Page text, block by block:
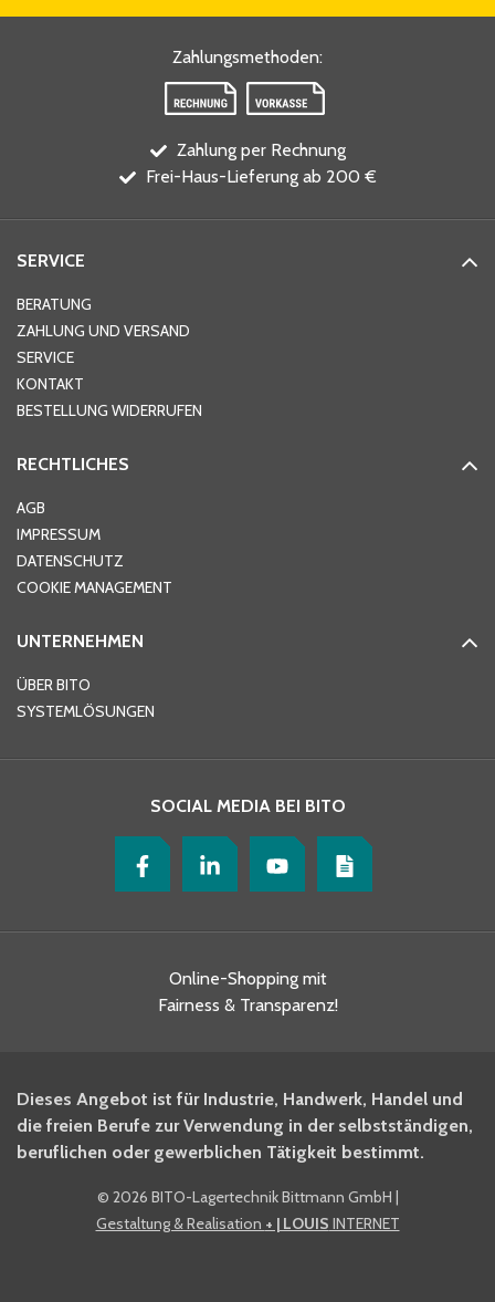
Zahlungsmethoden:
Zahlung per Rechnung
Frei-Haus-Lieferung ab 200 €
SERVICE
BERATUNG
ZAHLUNG UND VERSAND
SERVICE
KONTAKT
BESTELLUNG WIDERRUFEN
RECHTLICHES
AGB
IMPRESSUM
DATENSCHUTZ
COOKIE MANAGEMENT
UNTERNEHMEN
ÜBER BITO
SYSTEMLÖSUNGEN
SOCIAL MEDIA BEI BITO
Online-Shopping mit
Fairness & Transparenz!
Dieses Angebot ist für Industrie, Handwerk, Handel und
die freien Berufe zur Verwendung in der selbstständigen,
beruflichen oder gewerblichen Tätigkeit bestimmt.
© 2026 BITO-Lagertechnik Bittmann GmbH |
Gestaltung & Realisation + | LOUIS INTERNET